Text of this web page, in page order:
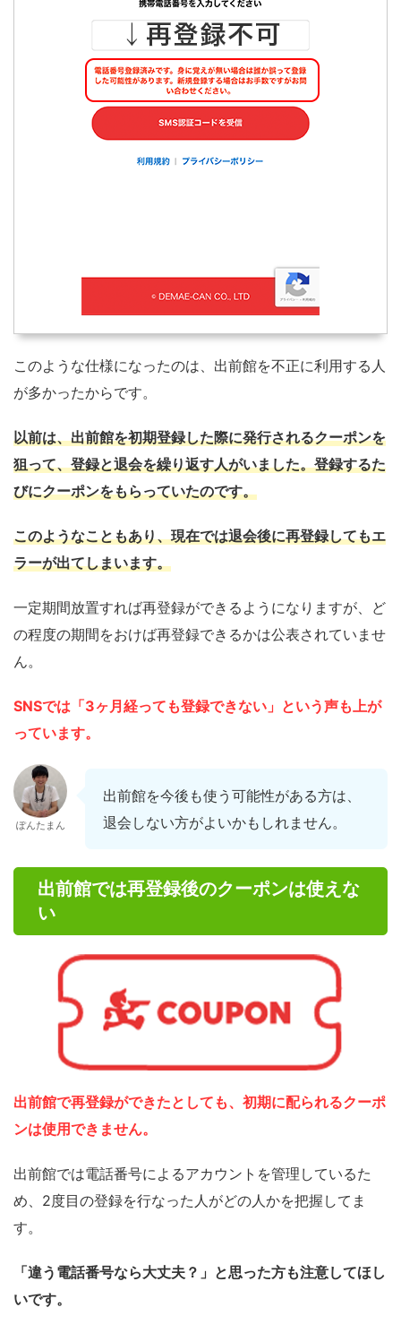
このような仕様になったのは、出前館を不正に利用する人
が多かったからです。
以前は、出前館を初期登録した際に発行されるクーポンを
狙って、登録と退会を繰り返す人がいました。登録するた
びにクーポンをもらっていたのです。
このようなこともあり、現在では退会後に再登録してもエ
ラーが出てしまいます。
一定期間放置すれば再登録ができるようになりますが、ど
の程度の期間をおけば再登録できるかは公表されていませ
ん。
SNSでは「3ヶ月経っても登録できない」という声も上が
っています。
ぽんたまん
出前館を今後も使う可能性がある方は、
退会しない方がよいかもしれません。
出前館では再登録後のクーポンは使えな
い
出前館で再登録ができたとしても、初期に配られるクーポ
ンは使用できません。
出前館では電話番号によるアカウントを管理しているた
め、2度目の登録を行なった人がどの人かを把握してま
す。
「違う電話番号なら大丈夫？」と思った方も注意してほし
いです。